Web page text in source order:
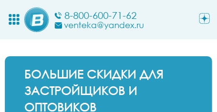
8-800-600-71-62
venteka@yandex.ru
БОЛЬШИЕ СКИДКИ ДЛЯ
ЗАСТРОЙЩИКОВ И
ОПТОВИКОВ